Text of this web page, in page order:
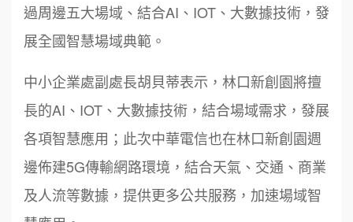
過周邊五大場域、結合AI、IOT、大數據技術，發
展全國智慧場域典範。
中小企業處副處長胡貝蒂表示，林口新創園將擅
長的AI、IOT、大數據技術，結合場域需求，發展
各項智慧應用；此次中華電信也在林口新創園週
邊佈建5G傳輸網路環境，結合天氣、交通、商業
及人流等數據，提供更多公共服務，加速場域智